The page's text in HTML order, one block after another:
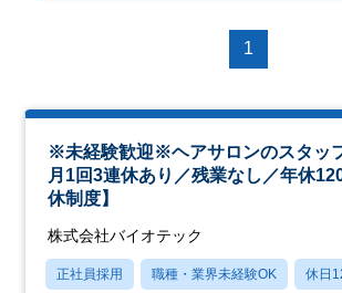
1
※未経験歓迎※ヘアサロンのスタッ
月1回3連休あり／残業なし／年休
休制度】
株式会社バイオテック
正社員採用 職種・業界未経験OK 休日